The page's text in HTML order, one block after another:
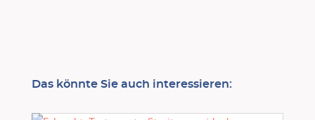
Das könnte Sie auch interessieren: